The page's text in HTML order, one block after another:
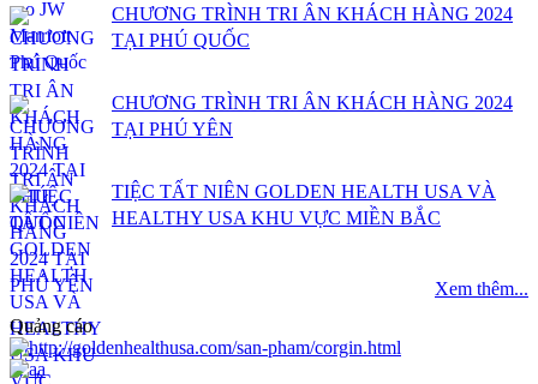
CHƯƠNG TRÌNH TRI ÂN KHÁCH HÀNG 2024
TẠI PHÚ QUỐC
CHƯƠNG TRÌNH TRI ÂN KHÁCH HÀNG 2024
TẠI PHÚ YÊN
TIỆC TẤT NIÊN GOLDEN HEALTH USA VÀ
HEALTHY USA KHU VỰC MIỀN BẮC
Xem thêm...
Quảng cáo